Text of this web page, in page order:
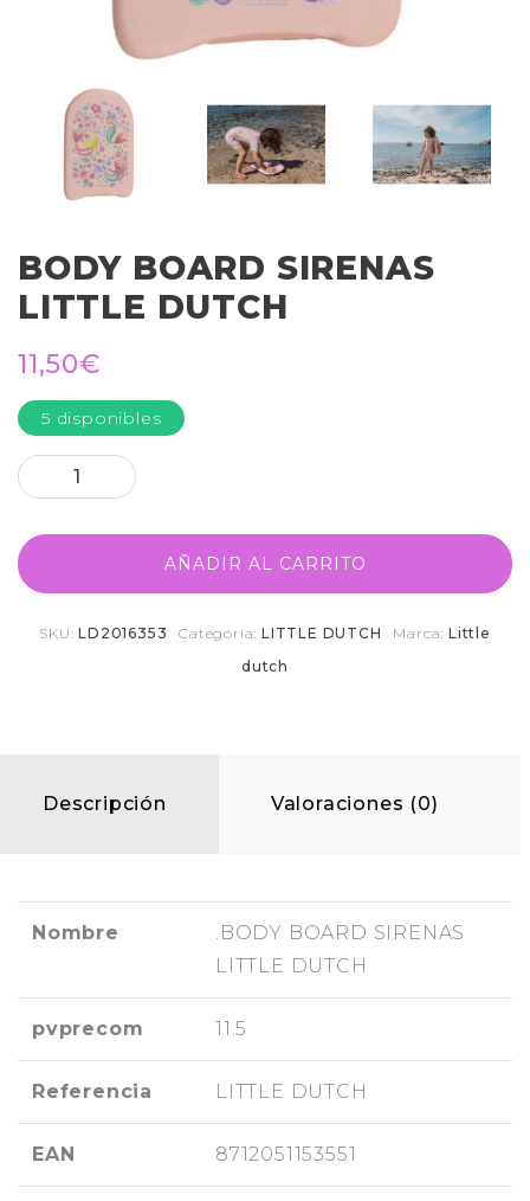
BODY BOARD SIRENAS
LITTLE DUTCH
11,50€
5 disponibles
AÑADIR AL CARRITO
SKU:LD2016353 Categoría: LITTLE DUTCH Marca:Little
dutch
Descripción Valoraciones (0)
Nombre
.BODY BOARD SIRENAS
LITTLE DUTCH
pvprecom 11.5
Referencia LITTLE DUTCH
EAN 8712051153551